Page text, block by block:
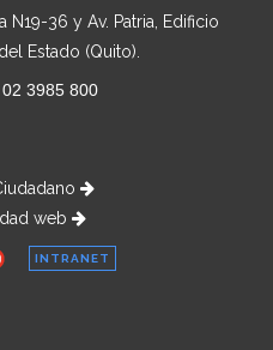
N19-36 y Av. Patria, Edificio
Estado (Quito).
02 3985 800
web
INTRANET